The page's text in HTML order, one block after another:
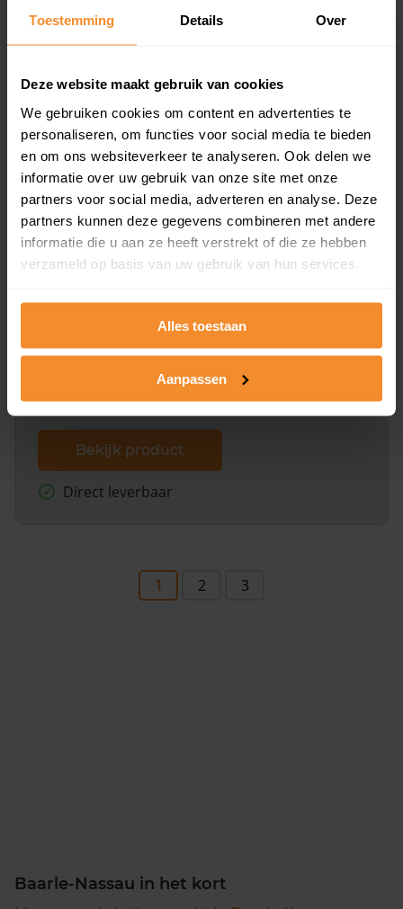
Toestemming Details Over
Deze website maakt gebruik van cookies
We gebruiken cookies om content en advertenties te
personaliseren, om functies voor social media te bieden
en om ons websiteverkeer te analyseren. Ook delen we
informatie over uw gebruik van onze site met onze
partners voor social media, adverteren en analyse. Deze
partners kunnen deze gegevens combineren met andere
informatie die u aan ze heeft verstrekt of die ze hebben
verzameld op basis van uw gebruik van hun services.
Alles toestaan
Aanpassen
en koopdatum) binnen een postcodegebied. Dit
inclusief een jaar lang gratis updates van nieuwe
koopsommen.
Bekijk product
Direct leverbaar
Kadastrale kaart pakket
Een uitgebreid overzicht van het perceel en
dit inclusief de luchtfoto!
Bekijk product
Direct leverbaar
1 2 3
Baarle-Nassau in het kort